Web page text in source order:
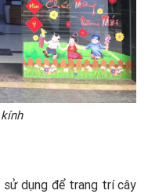
dụng để trang trí cây